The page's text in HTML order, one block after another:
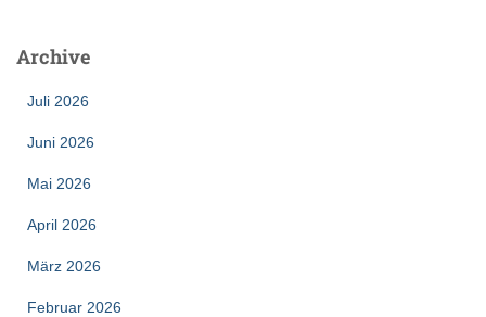
Archive
Juli 2026
Juni 2026
Mai 2026
April 2026
März 2026
Februar 2026